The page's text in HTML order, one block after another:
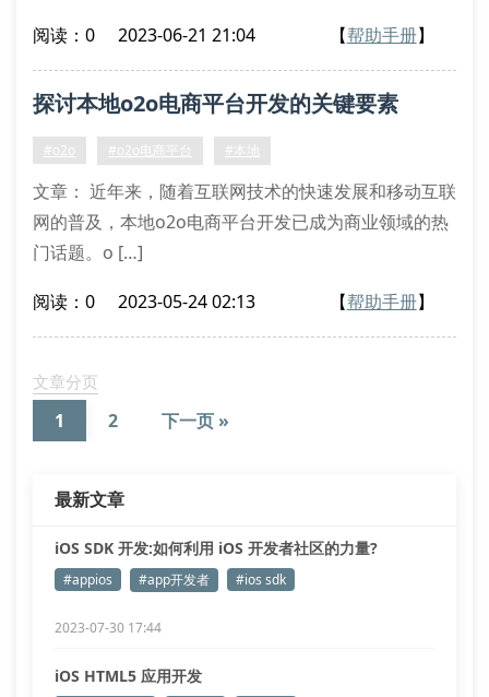
阅读：0 2023-06-21 21:04 【帮助手册】
探讨本地o2o电商平台开发的关键要素
#o2o #o2o电商平台 #本地
文章： 近年来，随着互联网技术的快速发展和移动互联
网的普及，本地o2o电商平台开发已成为商业领域的热
门话题。o […]
阅读：0 2023-05-24 02:13 【帮助手册】
文章分页
1 2 下一页 »
最新文章
iOS SDK 开发:如何利用 iOS 开发者社区的力量?
#appios #app开发者 #ios sdk
2023-07-30 17:44
iOS HTML5 应用开发